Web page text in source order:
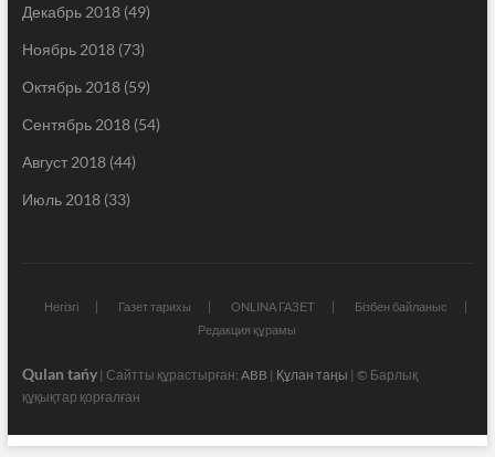
Декабрь 2018(49)
Ноябрь 2018(73)
Октябрь 2018(59)
Сентябрь 2018(54)
Август 2018(44)
Июль 2018(33)
Негізгі Газет тарихы ONLINA ГАЗЕТ
Бізбен байланыс
Редакция құрамы
Qulan tańy| Сайтты құрастырған: ABB | Құлан таңы | © Барлық
құқықтар қорғалған